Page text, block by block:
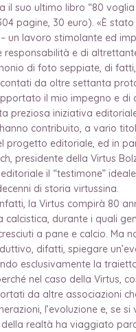
il suo ultimo libro “80 voglia
pagine, 30 euro). «È
un lavoro stimolante ed
responsabilità e di
di foto seppiate, di
da oltre settanta
il mio impegno e di
preziosa iniziativa
contribuito, a vario
progetto editoriale, ed in
presidente della Virtus
il “testimone”
di storia virtussina.
la Virtus compirà 80
calcistica, durante i quali
a pane e calcio. Ma
difatti, spiegare
esclusivamente la
nel caso della Virtus,
da altre associazioni
l’evoluzione e, se si
realtà ha viaggiato